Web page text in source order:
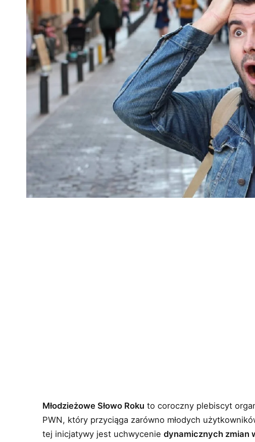
Młodzieżowe Słowo Roku to coroczny plebiscyt
PWN, który przyciąga zarówno młodych
tej inicjatywy jest uchwyceniedynamicznych zmian